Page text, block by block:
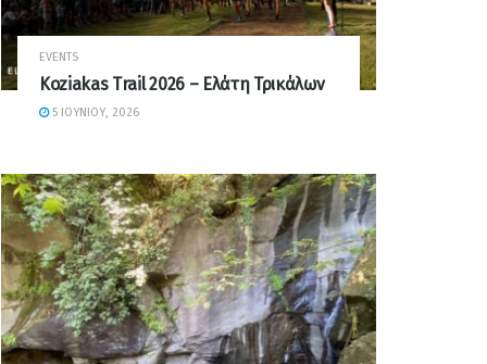
EVENTS
Koziakas Trail 2026 – Ελάτη Τρικάλων
5 ΙΟΥΝΊΟΥ, 2026